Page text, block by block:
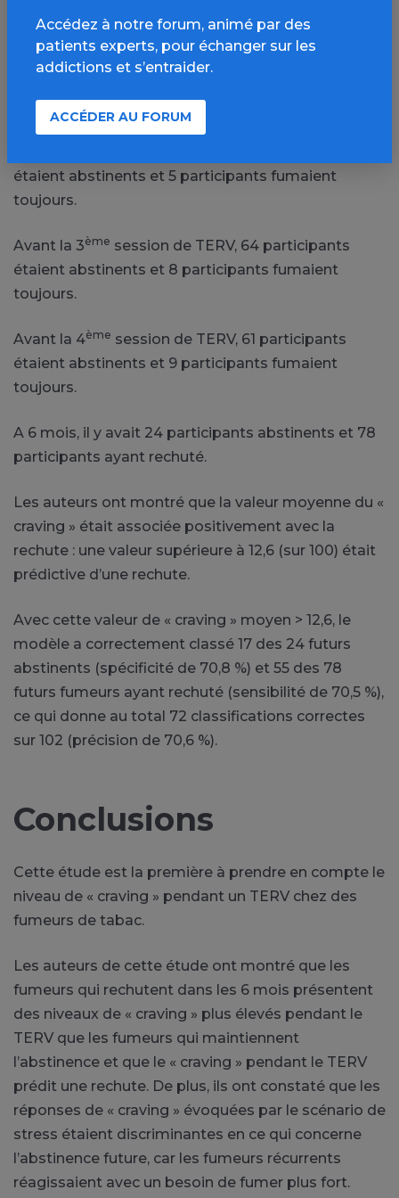
Avant la 1 ère
session de TERV, 81 participants
toujours.
étaient abstinents et 5 participants fumaient
toujours.
Avant la 3ème session de TERV, 64 participants
étaient abstinents et 8 participants fumaient
toujours.
Avant la 4ème session de TERV, 61 participants
étaient abstinents et 9 participants fumaient
toujours.
A 6 mois, il y avait 24 participants abstinents et 78
participants ayant rechuté.
Les auteurs ont montré que la valeur moyenne du «
craving » était associée positivement avec la
rechute : une valeur supérieure à 12,6 (sur 100) était
prédictive d’une rechute.
Avec cette valeur de « craving » moyen > 12,6, le
modèle a correctement classé 17 des 24 futurs
abstinents (spécificité de 70,8 %) et 55 des 78
futurs fumeurs ayant rechuté (sensibilité de 70,5 %),
ce qui donne au total 72 classifications correctes
sur 102 (précision de 70,6 %).
Conclusions
Cette étude est la première à prendre en compte le
niveau de « craving » pendant un TERV chez des
fumeurs de tabac.
Les auteurs de cette étude ont montré que les
fumeurs qui rechutent dans les 6 mois présentent
des niveaux de « craving » plus élevés pendant le
TERV que les fumeurs qui maintiennent
l’abstinence et que le « craving » pendant le TERV
prédit une rechute. De plus, ils ont constaté que les
réponses de « craving » évoquées par le scénario de
stress étaient discriminantes en ce qui concerne
l’abstinence future, car les fumeurs récurrents
réagissaient avec un besoin de fumer plus fort.
Accédez à notre forum, animé par des
patients experts, pour échanger sur les
addictions et s’entraider.
ACCÉDER AU FORUM